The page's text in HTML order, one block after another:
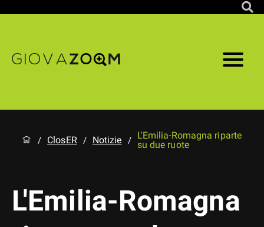
/ ClosER / Notizie /
L'Emilia-Romagna riparte
su due ruote
L'Emilia-Romagna